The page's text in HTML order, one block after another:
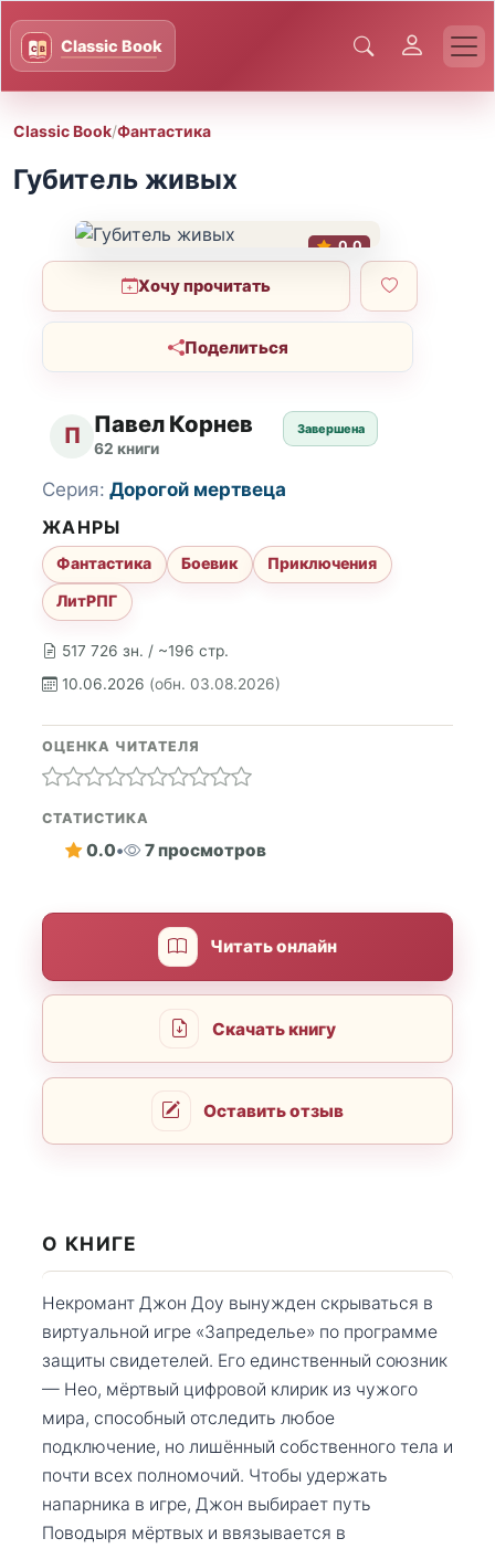
Classic Book/Фантастика
Губитель живых
0.0
Хочу прочитать
Поделиться
П Павел Корнев
62 книги
Завершена
517 726 зн. / ~196 стр.
10.06.2026 (обн. 03.08.2026)
Серия: Дорогой мертвеца
ЖАНРЫ
Фантастика Боевик
Приключения
ЛитРПГ
ОЦЕНКА ЧИТАТЕЛЯ
СТАТИСТИКА
0.0• 7 просмотров
Читать онлайн
Скачать книгу
Оставить отзыв
О КНИГЕ
Некромант Джон Доу вынужден скрываться в
виртуальной игре «Запределье» по программе
защиты свидетелей. Его единственный союзник
— Нео, мёртвый цифровой клирик из чужого
мира, способный отследить любое
подключение, но лишённый собственного тела и
почти всех полномочий. Чтобы удержать
напарника в игре, Джон выбирает путь
Поводыря мёртвых и ввязывается в